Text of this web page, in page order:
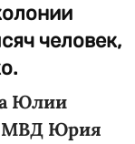
человек,
Юлии
МВД Юрия